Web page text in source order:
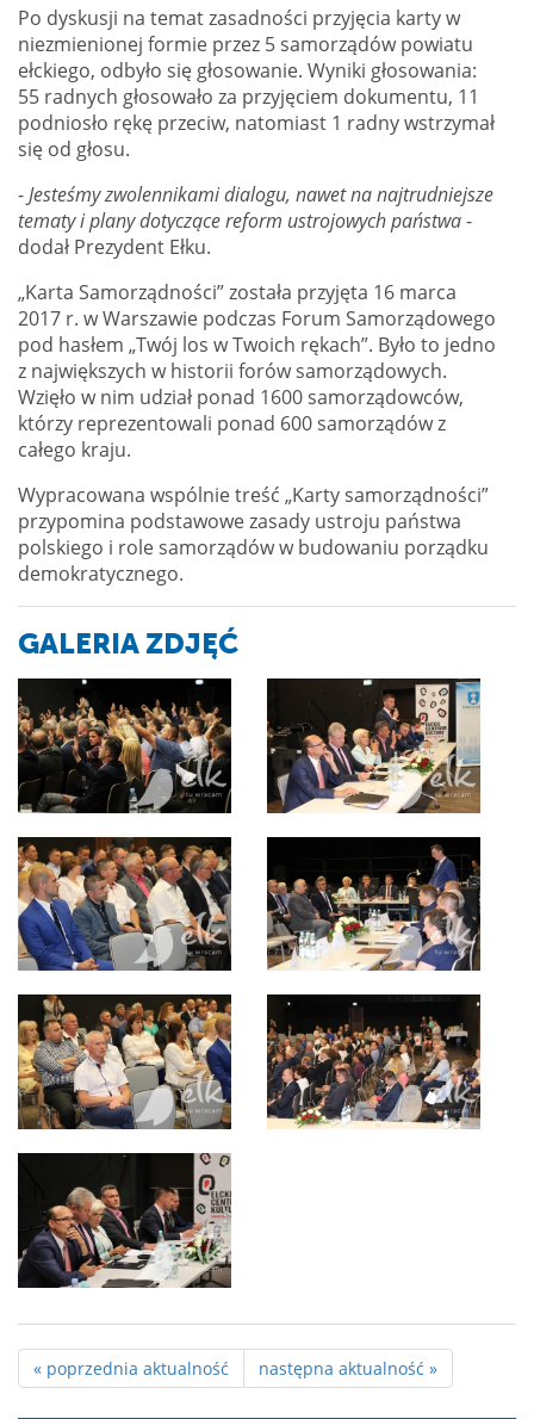
Po dyskusji na temat zasadności przyjęcia karty w
niezmienionej formie przez 5 samorządów powiatu
ełckiego, odbyło się głosowanie. Wyniki głosowania:
55 radnych głosowało za przyjęciem dokumentu, 11
podniosło rękę przeciw, natomiast 1 radny wstrzymał
się od głosu.
-Jesteśmy zwolennikami dialogu, nawet na najtrudniejsze
tematy i plany dotyczące reform ustrojowych państwa-
dodał Prezydent Ełku.
„Karta Samorządności” została przyjęta 16 marca
2017 r. w Warszawie podczas Forum Samorządowego
pod hasłem „Twój los w Twoich rękach”. Było to jedno
z największych w historii forów samorządowych.
Wzięło w nim udział ponad 1600 samorządowców,
którzy reprezentowali ponad 600 samorządów z
całego kraju.
Wypracowana wspólnie treść „Karty samorządności”
przypomina podstawowe zasady ustroju państwa
polskiego i role samorządów w budowaniu porządku
demokratycznego.
GALERIA ZDJĘĆ
« poprzednia aktualność następna aktualność »